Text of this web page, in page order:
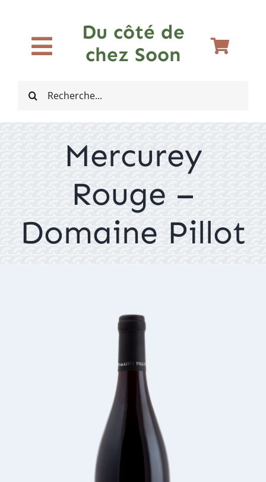
contenu
Rechercher:
Toggle
Navigation
Bières
Cidres et Softs
Du côté de
chez Soon
Mercurey
Rouge –
Domaine Pillot